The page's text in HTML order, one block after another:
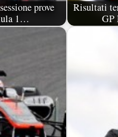
prove
1…
Risultati
GP